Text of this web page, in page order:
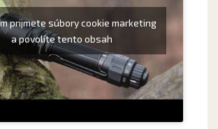
prijmete súbory cookie marketing
a povolíte tento obsah